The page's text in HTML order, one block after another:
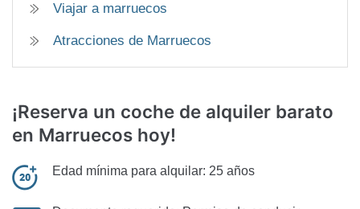
Viajar a marruecos
Atracciones de Marruecos
¡Reserva un coche de alquiler barato
en Marruecos hoy!
Edad mínima para alquilar: 25 años